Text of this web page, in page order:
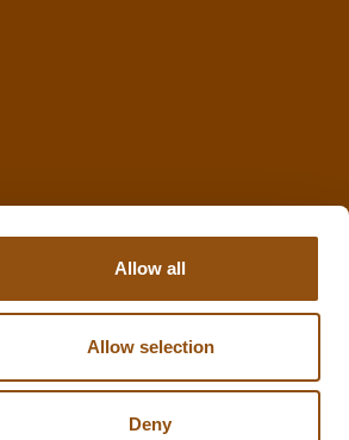
Allow all
Allow selection
Deny